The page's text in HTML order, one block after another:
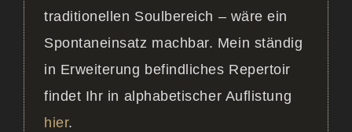
traditionellen Soulbereich – wäre ein
Spontaneinsatz machbar. Mein ständig
in Erweiterung befindliches Repertoir
findet Ihr in alphabetischer Auflistung
hier.